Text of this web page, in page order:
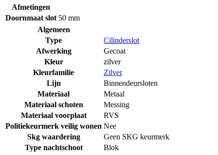
Afmetingen
Doornmaat slot 50 mm
Algemeen
Type
Cilinderslot
Afwerking
Gecoat
Kleur
zilver
Kleurfamilie
Zilver
Lijn
Binnendeursloten
Materiaal
Metaal
Materiaal schoten
Messing
Materiaal voorplaat
RVS
Politiekeurmerk veilig wonen Nee
Skg waardering
Geen SKG keurmerk
Type nachtschoot
Blok